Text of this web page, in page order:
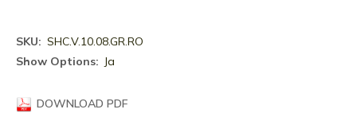
Meer
informatie
SHC.V.10.08.GR.RO
Ja
DOWNLOAD PDF